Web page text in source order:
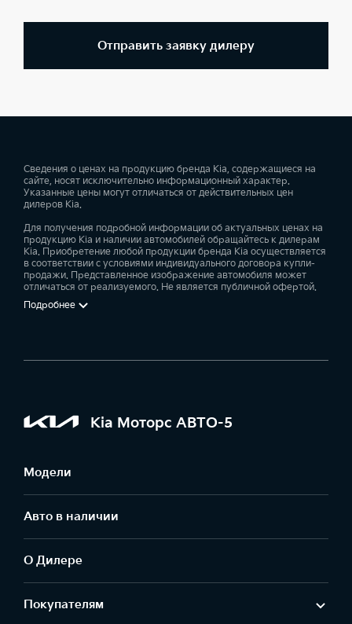
Отправить заявку дилеру
Сведения о ценах на продукцию бренда Kia, содержащиеся на
сайте, носят исключительно информационный характер.
Указанные цены могут отличаться от действительных цен
дилеров Kia.
Для получения подробной информации об актуальных ценах на
продукцию Kia и наличии автомобилей обращайтесь к дилерам
Kia. Приобретение любой продукции бренда Kia осуществляется
в соответствии с условиями индивидуального договора купли-
продажи. Представленное изображение автомобиля может
отличаться от реализуемого. Не является публичной офертой.
Подробнее
Kia Моторс АВТО-5
Модели
Авто в наличии
О Дилере
Покупателям